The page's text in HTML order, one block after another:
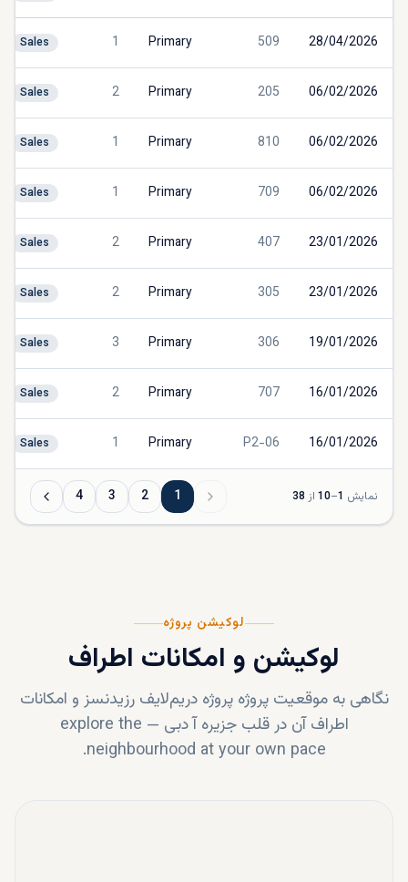
28/04/2026
509
Primary
1
Sales
06/02/2026
205
Primary
2
Sales
06/02/2026
810
Primary
1
Sales
06/02/2026
709
Primary
1
Sales
23/01/2026
407
Primary
2
Sales
23/01/2026
305
Primary
2
Sales
19/01/2026
306
Primary
3
Sales
16/01/2026
707
Primary
2
Sales
16/01/2026
P2-06
Primary
1
Sales
نمایش 1
–
10 از 38
1
2
3
4
لوکیشن پروژه
لوکیشن و امکانات اطراف
نگاهی به موقعیت پروژه پروژه دریم‌لایف رزیدنسز و امکانات
اطراف آن در قلب جزیره آ دبی —
explore the
neighbourhood at your own pace.